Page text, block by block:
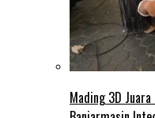
Mading 3D